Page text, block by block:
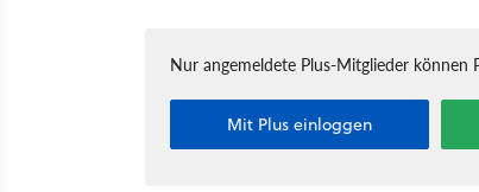
Nur angemeldete Plus-Mitglieder
Mit Plus einloggen